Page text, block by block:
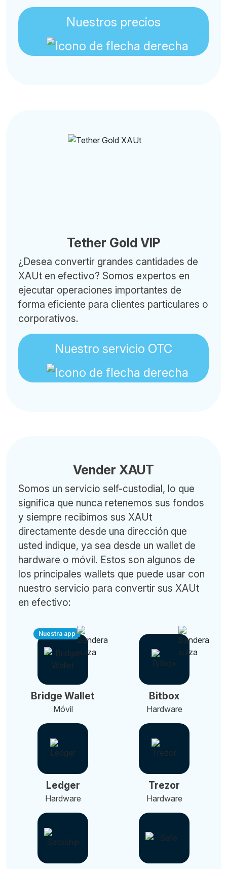
Nuestros precios
Tether Gold VIP
¿Desea convertir grandes cantidades de
XAUt en efectivo? Somos expertos en
ejecutar operaciones importantes de
forma eficiente para clientes particulares o
corporativos.
Nuestro servicio OTC
Vender XAUT
Somos un servicio self-custodial, lo que
significa que nunca retenemos sus fondos
y siempre recibimos sus XAUt
directamente desde una dirección que
usted indique, ya sea desde un wallet de
hardware o móvil. Estos son algunos de
los principales wallets que puede usar con
nuestro servicio para convertir sus XAUt
en efectivo:
Nuestra app
Bridge Wallet
Móvil
Bitbox
Hardware
Ledger
Hardware
Trezor
Hardware